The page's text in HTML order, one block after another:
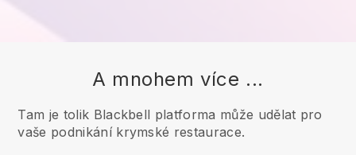
A mnohem více ...
Tam je tolik Blackbell platforma může udělat pro
vaše podnikání krymské restaurace.